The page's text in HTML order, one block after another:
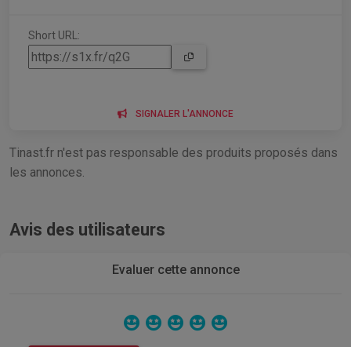
Short URL:
SIGNALER L'ANNONCE
Tinast.fr n'est pas responsable des produits proposés dans
les annonces.
Avis des utilisateurs
Evaluer cette annonce